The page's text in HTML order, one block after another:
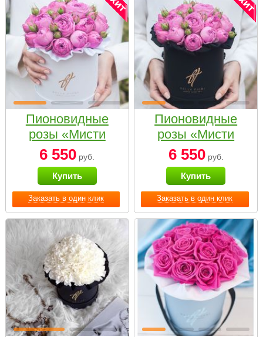
Заказать в один клик
Пионовидные
розы «Мисти
бабблс» в белой
коробке Small
6 550 руб.
Купить
Заказать в один клик
Пионовидные
розы «Мисти
бабблс» в
черной коробке
Small
6 550руб.
Купить